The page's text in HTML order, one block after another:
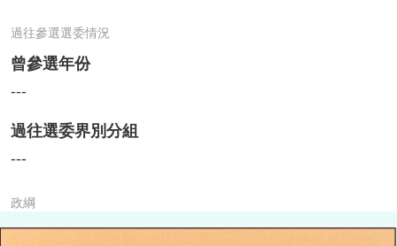
過往參選選委情況
曾參選年份
---
過往選委界別分組
---
政綱